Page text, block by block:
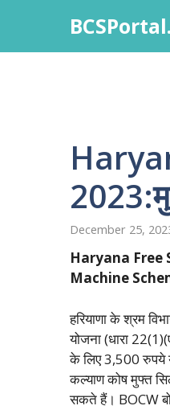
content
December 25,
Haryana Free
Machine
हरियाणा के श्रम
योजना (धारा
के लिए 3,500 रुपये
कल्याण कोष मुफ्त
सकते हैं। BOCW